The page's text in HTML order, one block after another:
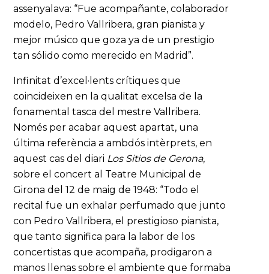
assenyalava: “Fue acompañante, colaborador
modelo, Pedro Vallribera, gran pianista y
mejor músico que goza ya de un prestigio
tan sólido como merecido en Madrid”.
Infinitat d’excel·lents crítiques que
coincideixen en la qualitat excelsa de la
fonamental tasca del mestre Vallribera.
Només per acabar aquest apartat, una
última referència a ambdós intèrprets, en
aquest cas del diari Los Sitios de Gerona,
sobre el concert al Teatre Municipal de
Girona del 12 de maig de 1948: “Todo el
recital fue un exhalar perfumado que junto
con Pedro Vallribera, el prestigioso pianista,
que tanto significa para la labor de los
concertistas que acompaña, prodigaron a
manos llenas sobre el ambiente que formaba